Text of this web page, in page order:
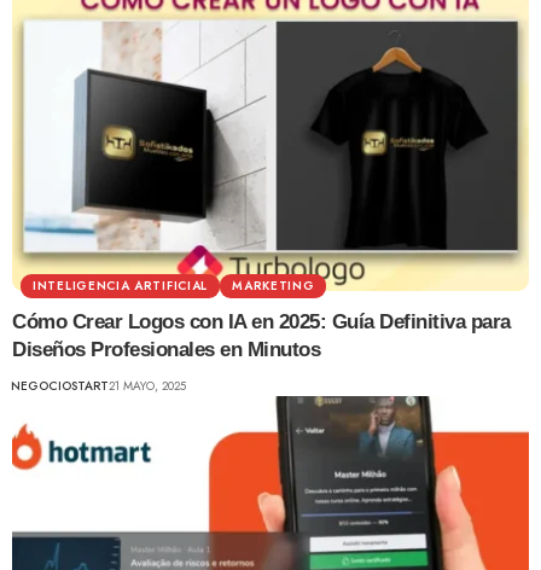
INTELIGENCIA ARTIFICIAL MARKETING
Cómo Crear Logos con IA en 2025: Guía Definitiva para
Diseños Profesionales en Minutos
NEGOCIOSTART21 MAYO, 2025